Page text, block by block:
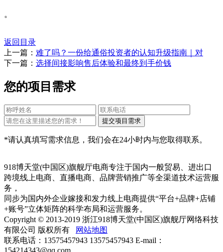
。
返回目录
上一篇： 难了吗？一份给通俗投资者的认知升级指南｜对
下一篇： 选择间接影响售后体验和最终到手价钱
您的项目需求
*请认真填写需求信息，我们会在24小时内与您取得联系。
918博天堂(中国区)旗舰厅电商专注于国内一般贸易、进出口
跨境线上电商、直播电商、品牌营销推广等全渠道技术运营服
务，
同步为国内外企业嫁接和发力线上电商提供“平台+品牌+店铺
+账号”立体矩阵的科学布局和运营服务。
Copyright © 2013-2019 浙江918博天堂(中国区)旗舰厅网络科技
有限公司 版权所有
网站地图
联系电话：13575457943 13575457943 E-mail：
154214343@qq.com